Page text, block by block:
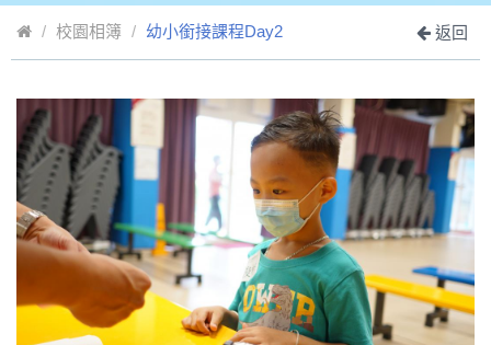
校園相簿 幼小銜接課程Day2 返回